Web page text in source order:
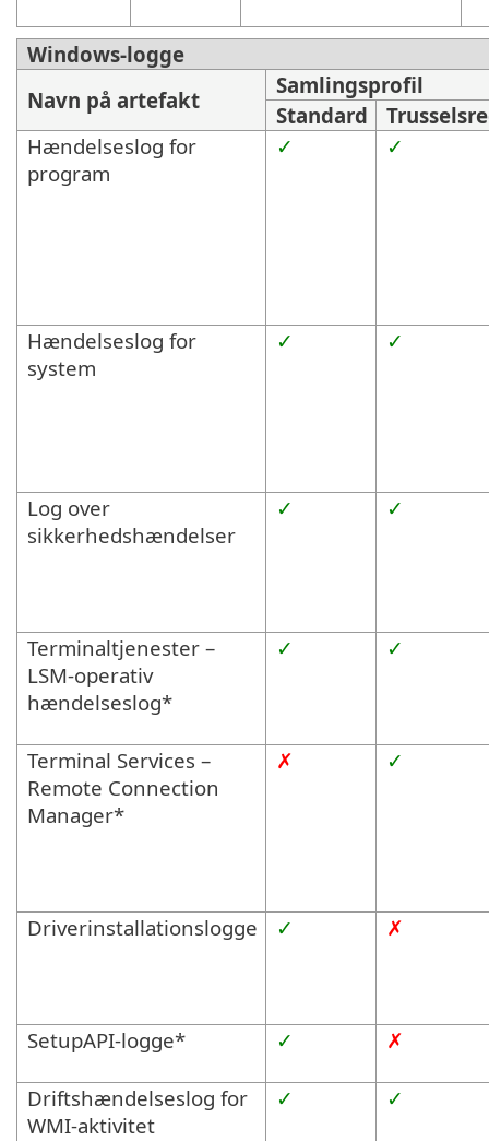
Windows-logge
Navn på artefakt
Samlingsprofil
Standard
Hændelseslog for
program
✓ ✓
Hændelseslog for
system
✓ ✓
Log over
sikkerhedshændelser
✓ ✓
Terminaltjenester –
LSM-operativ
hændelseslog*
✓ ✓
Terminal Services –
Remote Connection
Manager*
✗ ✓
Driverinstallationslogge ✓ ✗
SetupAPI-logge* ✓ ✗
Driftshændelseslog for
WMI-aktivitet
✓ ✓